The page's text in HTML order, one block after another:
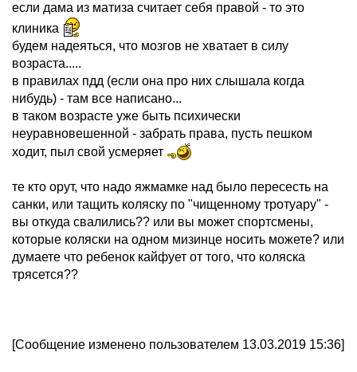
если дама из матиза считает себя правой - то это
клиника
будем надеяться, что мозгов не хватает в силу
возраста.....
в правилах пдд (если она про них слышала когда
нибудь) - там все написано...
в таком возрасте уже быть психически
неуравновешенной - забрать права, пусть пешком
ходит, пыл свой усмеряет
те кто орут, что надо яжмамке над было пересесть на
санки, или тащить коляску по "чищенному тротуару" -
вы откуда свалились?? или вы может спортсмены,
которые коляски на одном мизинце носить можете? или
думаете что ребенок кайфует от того, что коляска
трясется??
[Сообщение изменено пользователем 13.03.2019 15:36]